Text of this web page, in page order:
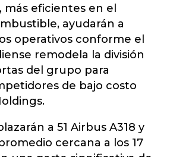
más eficientes en el
ayudarán a
operativos conforme el
remodela la división
del grupo para
de bajo costo
a 51 Airbus A318 y
cercana a los 17